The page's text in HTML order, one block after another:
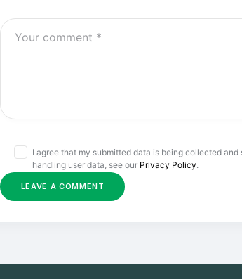
I agree that my submitted data is being collected and
handling user data, see our Privacy Policy.